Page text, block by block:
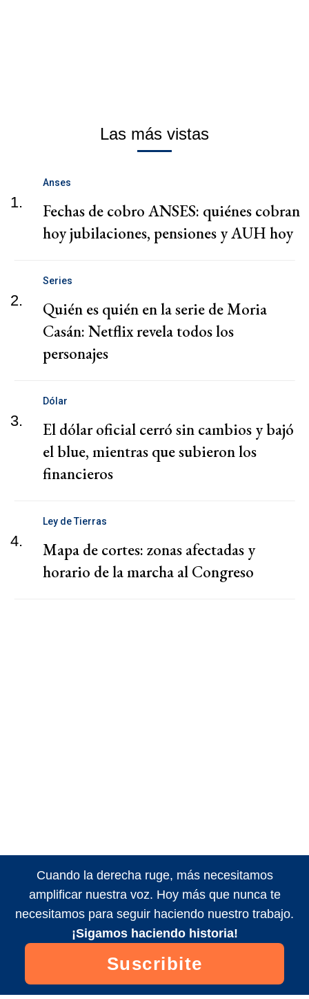
Las más vistas
1.
Anses
Fechas de cobro ANSES: quiénes cobran
hoy jubilaciones, pensiones y AUH hoy
2.
Series
Quién es quién en la serie de Moria
Casán: Netflix revela todos los
personajes
3.
Dólar
El dólar oficial cerró sin cambios y bajó
el blue, mientras que subieron los
financieros
4.
Ley de Tierras
Mapa de cortes: zonas afectadas y
horario de la marcha al Congreso
Cuando la derecha ruge, más necesitamos
amplificar nuestra voz. Hoy más que nunca te
necesitamos para seguir haciendo nuestro trabajo.
¡Sigamos haciendo historia!
Suscribite